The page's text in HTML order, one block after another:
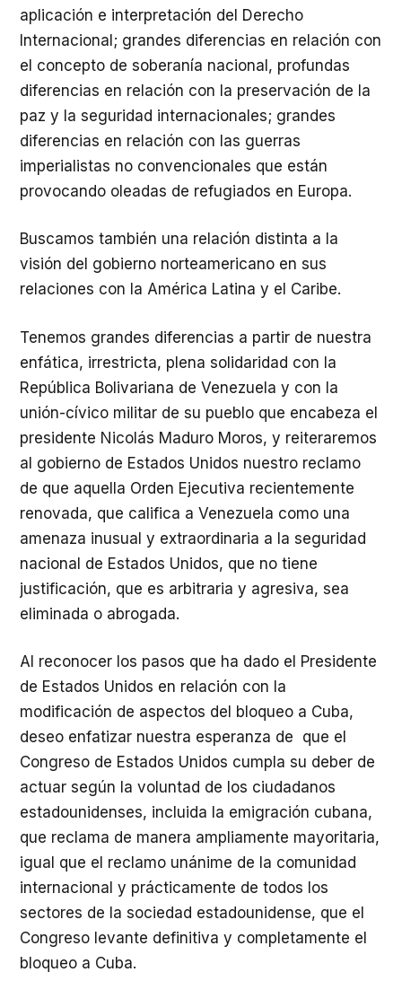
aplicación e interpretación del Derecho
Internacional; grandes diferencias en relación con
el concepto de soberanía nacional, profundas
diferencias en relación con la preservación de la
paz y la seguridad internacionales; grandes
diferencias en relación con las guerras
imperialistas no convencionales que están
provocando oleadas de refugiados en Europa.
Buscamos también una relación distinta a la
visión del gobierno norteamericano en sus
relaciones con la América Latina y el Caribe.
Tenemos grandes diferencias a partir de nuestra
enfática, irrestricta, plena solidaridad con la
República Bolivariana de Venezuela y con la
unión-cívico militar de su pueblo que encabeza el
presidente Nicolás Maduro Moros, y reiteraremos
al gobierno de Estados Unidos nuestro reclamo
de que aquella Orden Ejecutiva recientemente
renovada, que califica a Venezuela como una
amenaza inusual y extraordinaria a la seguridad
nacional de Estados Unidos, que no tiene
justificación, que es arbitraria y agresiva, sea
eliminada o abrogada.
Al reconocer los pasos que ha dado el Presidente
de Estados Unidos en relación con la
modificación de aspectos del bloqueo a Cuba,
deseo enfatizar nuestra esperanza de que el
Congreso de Estados Unidos cumpla su deber de
actuar según la voluntad de los ciudadanos
estadounidenses, incluida la emigración cubana,
que reclama de manera ampliamente mayoritaria,
igual que el reclamo unánime de la comunidad
internacional y prácticamente de todos los
sectores de la sociedad estadounidense, que el
Congreso levante definitiva y completamente el
bloqueo a Cuba.